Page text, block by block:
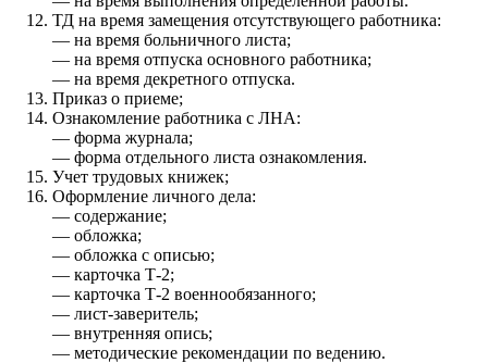
ТД на время замещения отсутствующего работника:
— на время больничного листа;
— на время отпуска основного работника;
— на время декретного отпуска.
Приказ о приеме;
Ознакомление работника с ЛНА:
— форма журнала;
— форма отдельного листа ознакомления.
Учет трудовых книжек;
Оформление личного дела:
— содержание;
— обложка;
— обложка с описью;
— карточка Т-2;
— карточка Т-2 военнообязанного;
— лист-заверитель;
— внутренняя опись;
— методические рекомендации по ведению.